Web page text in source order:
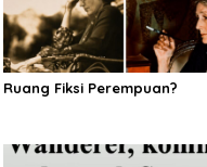
Ruang Fiksi Perempuan?